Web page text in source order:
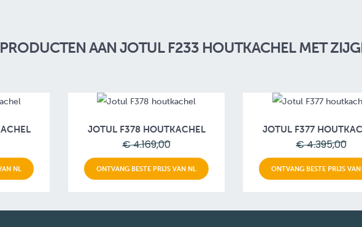
AAN JOTUL F233 HOUTKACHEL MET
NL
JOTUL F378 HOUTKACHEL
€ 4.169,00
ONTVANG BESTE PRIJS VAN NL
JOTUL F377
€ 4.395,00
ONTVANG BESTE PRIJS